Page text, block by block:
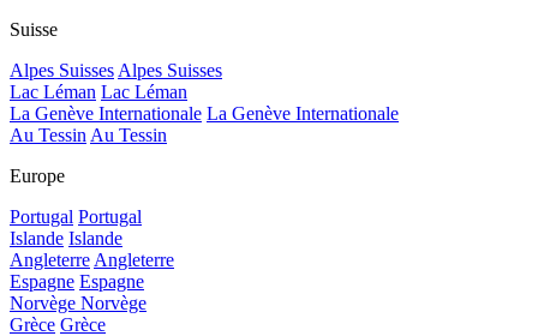
Suisse
Alpes Suisses Alpes Suisses
Lac Léman Lac Léman
La Genève Internationale La Genève Internationale
Au Tessin Au Tessin
Europe
Portugal Portugal
Islande Islande
Angleterre Angleterre
Espagne Espagne
Norvège Norvège
Grèce Grèce